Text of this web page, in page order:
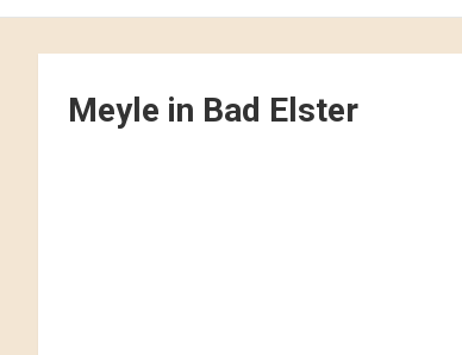
Meyle in Bad Elster